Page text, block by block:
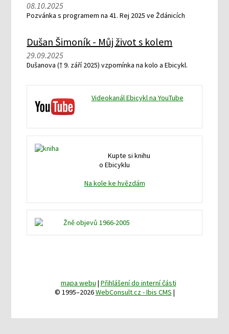
08.10.2025
Pozvánka s programem na 41. Rej 2025 ve Ždánicích
Dušan Šimoník - Můj život s kolem
29.09.2025
Dušanova († 9. září 2025) vzpomínka na kolo a Ebicykl.
Videokanál Ebicykl na YouTube
Kupte si knihu
o Ebicyklu
Na kole ke hvězdám
mapa webu | Přihlášení do interní části
© 1995–2026WebConsult.cz - Ibis CMS |